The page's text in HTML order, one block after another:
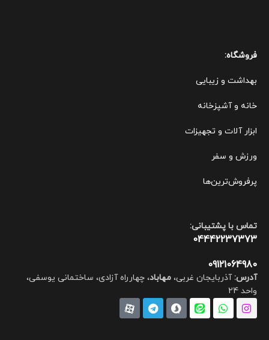
فروشگاه:
بهداشت و زیبایی
خانه و آشپزخانه
ابزار آلات و تجهیزات
ورزش و سفر
پرفروش‌ترین‌ها
تماس با پشتیبانی:
04442237373
09121064980
آدرس: آذربایجان غربی،مهاباد، چهارراه آزادی، ساختمانی یوسفی،
واحد 24